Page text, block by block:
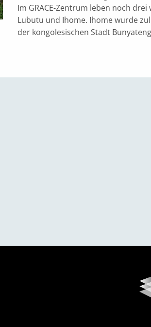
Im GRACE-Zentrum leben noch
Lubutu und Ihome. Ihome wurde
der kongolesischen Stadt